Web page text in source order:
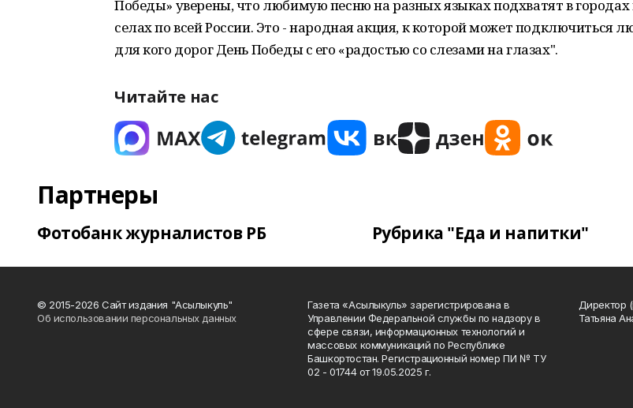
Победы» уверены, что любимую песню на разных языках подхватят в городах
селах по всей России. Это - народная акция, к которой может подключиться
для кого дорог День Победы с его «радостью со слезами на глазах".
Читайте нас
Партнеры
Фотобанк журналистов РБ Рубрика "Еда и напитки"
© 2015-2026 Сайт издания "Асылыкуль"
Об использовании персональных данных
Газета «Асылыкуль» зарегистрирована в
Управлении Федеральной службы по надзору в
сфере связи, информационных технологий и
массовых коммуникаций по Республике
Башкортостан. Регистрационный номер ПИ № ТУ
02 - 01744 от 19.05.2025 г.
Директор
Татьяна